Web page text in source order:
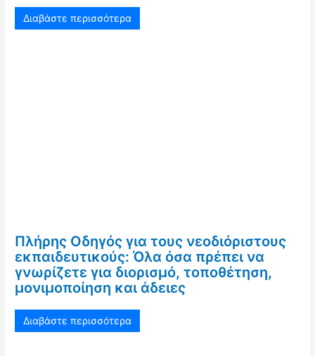
Διαβάστε περισσότερα
Πλήρης Οδηγός για τους νεοδιόριστους
εκπαιδευτικούς: Όλα όσα πρέπει να
γνωρίζετε για διορισμό, τοποθέτηση,
μονιμοποίηση και άδειες
Διαβάστε περισσότερα